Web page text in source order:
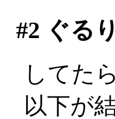
#2 ぐる
してた
以下が